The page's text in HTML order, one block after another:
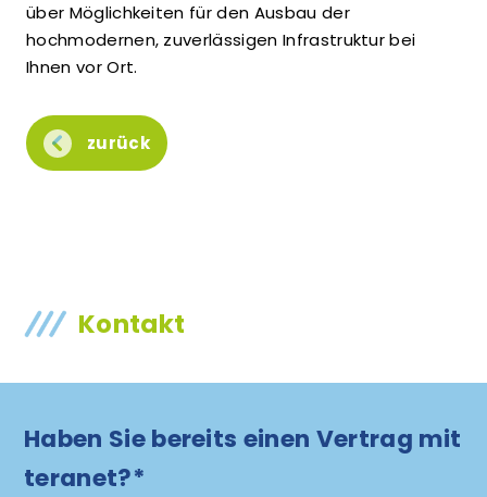
über Möglichkeiten für den Ausbau der
hochmodernen, zuverlässigen Infrastruktur bei
Ihnen vor Ort.
zurück
Kontakt
Haben Sie bereits einen Vertrag mit
teranet?*